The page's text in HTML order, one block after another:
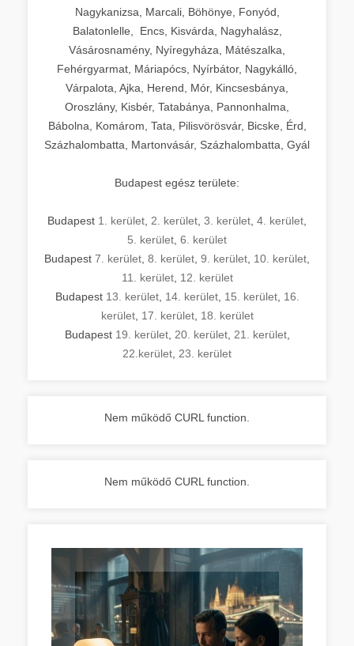
Nagykanizsa, Marcali, Böhönye, Fonyód,
Balatonlelle, Encs, Kisvárda, Nagyhalász,
Vásárosnamény, Nyíregyháza, Mátészalka,
Fehérgyarmat, Máriapócs, Nyírbátor, Nagykálló,
Várpalota, Ajka, Herend, Mór, Kincsesbánya,
Oroszlány, Kisbér, Tatabánya, Pannonhalma,
Bábolna, Komárom, Tata, Pilisvörösvár, Bicske, Érd,
Százhalombatta, Martonvásár, Százhalombatta, Gyál
Budapest egész területe:
Budapest 1. kerület 2. kerület 3. kerület 4. kerület
5. kerület 6. kerület
Budapest 7. kerület 8. kerület 9. kerület 10. kerület
11. kerület, 12. kerület
Budapest 13. kerület, 14. kerület, 15. kerület, 16.
kerület, 17. kerület, 18. kerület
Budapest 19. kerület, 20. kerület, 21. kerület,
22.kerület 23. kerület
Nem működő CURL function.
Nem működő CURL function.